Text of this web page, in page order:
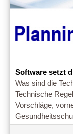
Software setzt
Was sind die
Technische
Vorschläge,